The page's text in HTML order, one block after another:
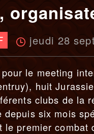
jeudi 28
le meeting
huit
clubs de la
six mois
le premier